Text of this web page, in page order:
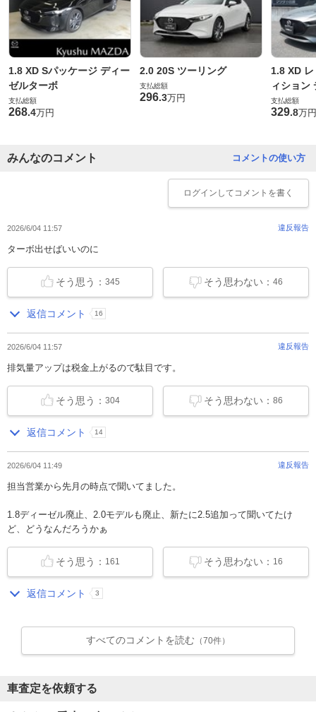
1.8 XD Sパッケージ ディー
ゼルターボ
支払総額
268.4万円
2.0 20S ツーリング
支払総額
296.3万円
1.8 XD
ィション
支払総額
329.8万円
コメントの使い方
みんなのコメント
ログイン してコメントを書く
2026/6/04 11:57 違反報告
ターボ出せばいいのに
そう思わない： 46
そう思う： 345
返信コメント 16
2026/6/04 11:57 違反報告
排気量アップは税金上がるので駄目です。
そう思わない： 86
そう思う： 304
返信コメント 14
2026/6/04 11:49 違反報告
担当営業から先月の時点で聞いてました。
1.8ディーゼル廃止、2.0モデルも廃止、新たに2.5追加って聞いてたけ
ど、どうなんだろうかぁ
そう思わない： 16
そう思う： 161
返信コメント 3
すべてのコメントを読む （70件）
車査定を依頼する